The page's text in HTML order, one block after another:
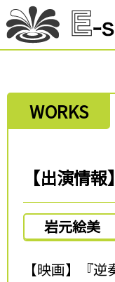
WORKS
【出演情報】
岩元絵美
【映画】『